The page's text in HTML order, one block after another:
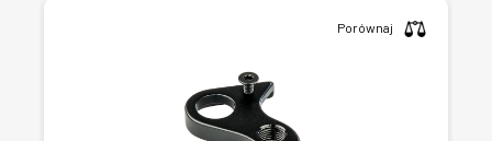
Porównaj